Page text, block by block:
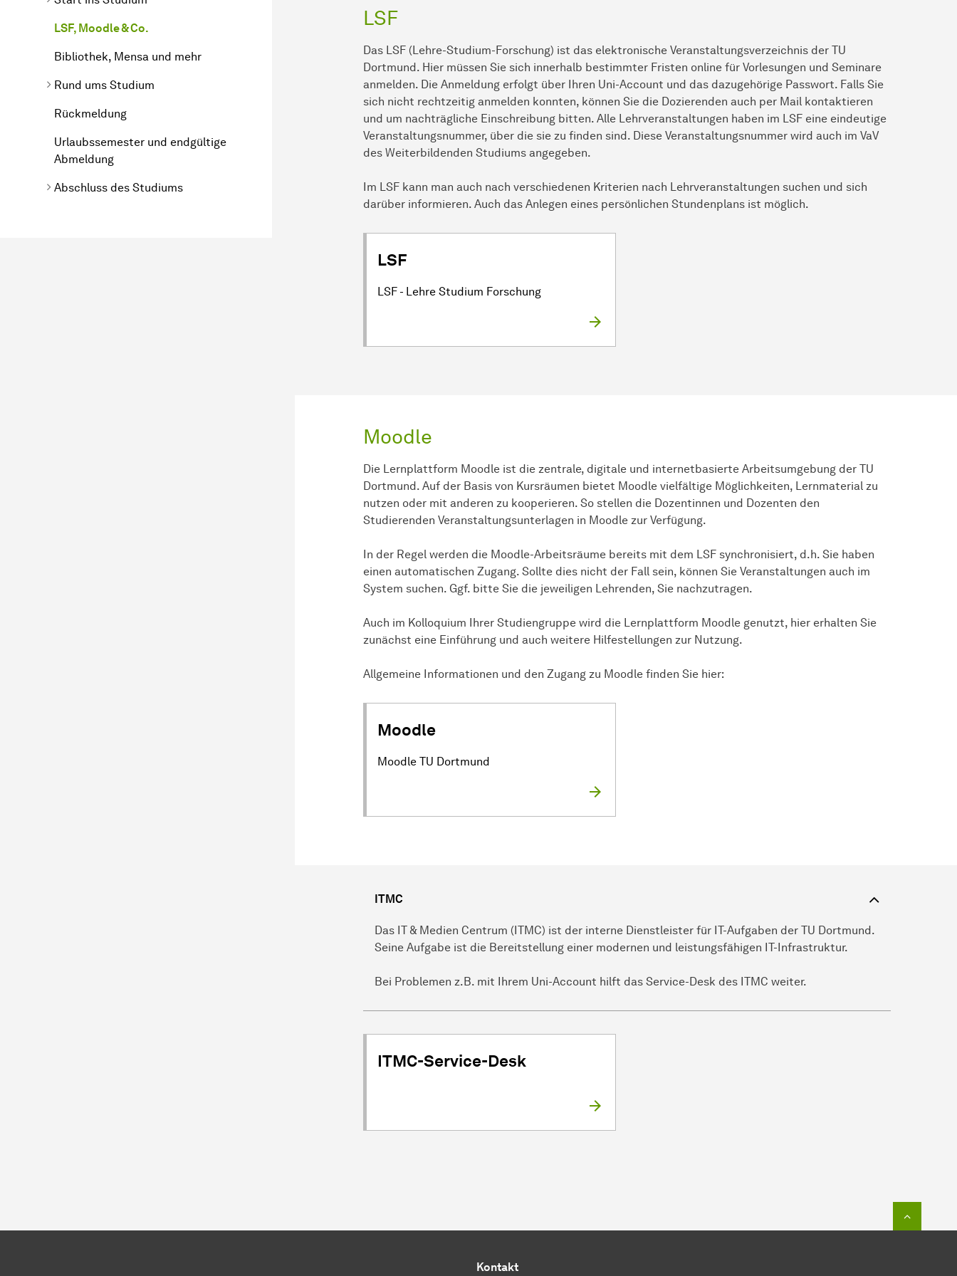
LSF, Moodle & Co.
Bibliothek, Mensa und mehr
Rund ums Studium
Rückmeldung
Urlaubssemester und endgültige
Abmeldung
Abschluss des Studiums
LSF
Das LSF (Lehre-Studium-Forschung) ist das elektronische Veranstaltungsverzeichnis der TU
Dortmund. Hier müssen Sie sich innerhalb bestimmter Fristen online für Vorlesungen und Seminare
anmelden. Die Anmeldung erfolgt über Ihren Uni-Account und das dazugehörige Passwort. Falls Sie
sich nicht rechtzeitig anmelden konnten, können Sie die Dozierenden auch per Mail kontaktieren
und um nachträgliche Einschreibung bitten. Alle Lehrveranstaltungen haben im LSF eine eindeutige
Veranstaltungsnummer, über die sie zu finden sind. Diese Veranstaltungsnummer wird auch im VaV
des Weiterbildenden Studiums angegeben.
Im LSF kann man auch nach verschiedenen Kriterien nach Lehrveranstaltungen suchen und sich
darüber informieren. Auch das Anlegen eines persönlichen Stundenplans ist möglich.
LSF
LSF - Lehre Studium Forschung
Moodle
Die Lernplattform Moodle ist die zentrale, digitale und internetbasierte Arbeitsumgebung der TU
Dortmund. Auf der Basis von Kursräumen bietet Moodle vielfältige Möglichkeiten, Lernmaterial zu
nutzen oder mit anderen zu kooperieren. So stellen die Dozentinnen und Dozenten den
Studierenden Veranstaltungsunterlagen in Moodle zur Verfügung.
In der Regel werden die Moodle-Arbeitsräume bereits mit dem LSF synchronisiert, d.h. Sie haben
einen automatischen Zugang. Sollte dies nicht der Fall sein, können Sie Veranstaltungen auch im
System suchen. Ggf. bitte Sie die jeweiligen Lehrenden, Sie nachzutragen.
Auch im Kolloquium Ihrer Studiengruppe wird die Lernplattform Moodle genutzt, hier erhalten Sie
zunächst eine Einführung und auch weitere Hilfestellungen zur Nutzung.
Allgemeine Informationen und den Zugang zu Moodle finden Sie hier:
Moodle
Moodle TU Dortmund
ITMC
Das IT & Medien Centrum (ITMC) ist der interne Dienstleister für IT-Aufgaben der TU Dortmund.
Seine Aufgabe ist die Bereitstellung einer modernen und leistungsfähigen IT-Infrastruktur.
Bei Problemen z.B. mit Ihrem Uni-Account hilft das Service-Desk des ITMC weiter.
ITMC-Service-Desk
Kontakt